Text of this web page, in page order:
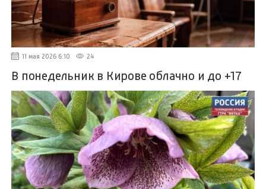
11 мая 2026 6:10 24
В понедельник в Кирове облачно и до +17